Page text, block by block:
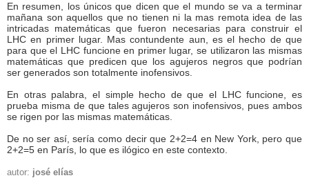
En resumen, los únicos que dicen que el mundo se va a terminar
mañana son aquellos que no tienen ni la mas remota idea de las
intricadas matemáticas que fueron necesarias para construir el
LHC en primer lugar. Mas contundente aun, es el hecho de que
para que el LHC funcione en primer lugar, se utilizaron las mismas
matemáticas que predicen que los agujeros negros que podrían
ser generados son totalmente inofensivos.
En otras palabra, el simple hecho de que el LHC funcione, es
prueba misma de que tales agujeros son inofensivos, pues ambos
se rigen por las mismas matemáticas.
De no ser así, sería como decir que 2+2=4 en New York, pero que
2+2=5 en París, lo que es ilógico en este contexto.
autor: josé elías